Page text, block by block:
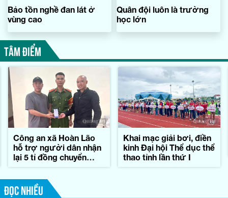
Bảo tồn nghề đan lát ở
vùng cao
Quân đội luôn là trường
học lớn
TÂM ĐIỂM
Công an xã Hoàn Lão
hỗ trợ người dân nhận
lại 5 tỉ đồng chuyển
Khai mạc giải bơi, điền
kinh Đại hội Thể dục thể
thao tỉnh lần thứ I
ĐỌC NHIỀU